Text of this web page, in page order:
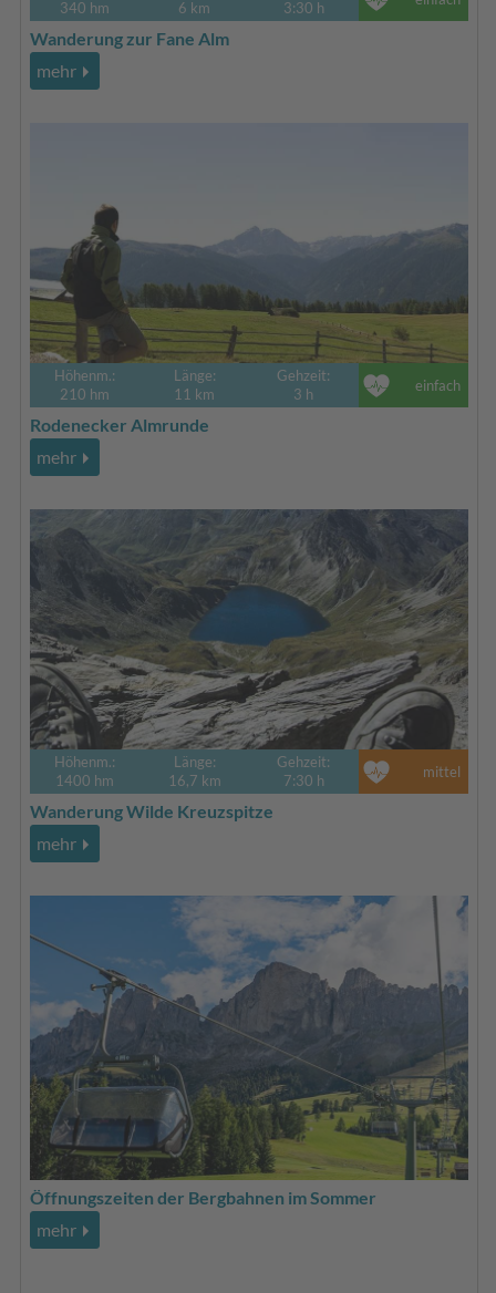
340 hm 6 km 3:30 h
Wanderung zur Fane Alm
mehr
Höhenm.:
210 hm
Länge:
11 km
Gehzeit:
3 h
einfach
Rodenecker Almrunde
mehr
Höhenm.:
1400 hm
Länge:
16,7 km
Gehzeit:
7:30 h
mittel
Wanderung Wilde Kreuzspitze
mehr
Öffnungszeiten der Bergbahnen im Sommer
mehr